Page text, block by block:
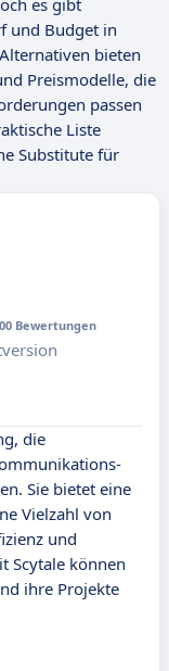
es gibt
und Budget in
bieten
Preismodelle, die
passen
Liste
Substitute für
Bewertungen
die
Sie bietet eine
Vielzahl von
und
Scytale können
ihre Projekte